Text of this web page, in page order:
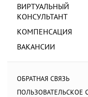
ВИРТУАЛЬНЫЙ
КОНСУЛЬТАНТ
КОМПЕНСАЦИЯ
ВАКАНСИИ
ОБРАТНАЯ СВЯЗЬ
ПОЛЬЗОВАТЕЛЬСКОЕ